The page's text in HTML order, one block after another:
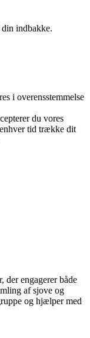
indbakke.
i overensstemmelse
du vores
tid trække dit
der engagerer både
af sjove og
og hjælper med